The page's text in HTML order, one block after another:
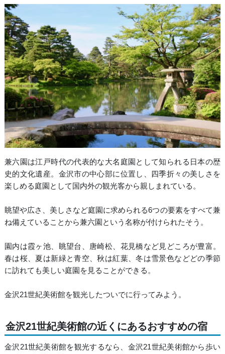
兼六園は江戸時代の代表的な大名庭園として知られる日本の歴
史的文化遺産。金沢市の中心部に位置し、四季折々の美しさを
楽しめる庭園として国内外の観光客から親しまれている。
眺望や広さ、美しさなど庭園に求められる6つの要素をすべて兼
ね備えていることから兼六園という名称が付けられたそう。
園内は霞ヶ池、眺望台、唐崎松、花見橋など見どころが豊富。
春は桜、夏は新緑と青空、秋は紅葉、冬は雪景色などどの季節
に訪れても美しい庭園を見ることができる。
金沢21世紀美術館を観光したついでに行ってみよう。
金沢21世紀美術館の近くにあるおすすめの宿
金沢21世紀美術館を観光するなら、金沢21世紀美術館から歩い